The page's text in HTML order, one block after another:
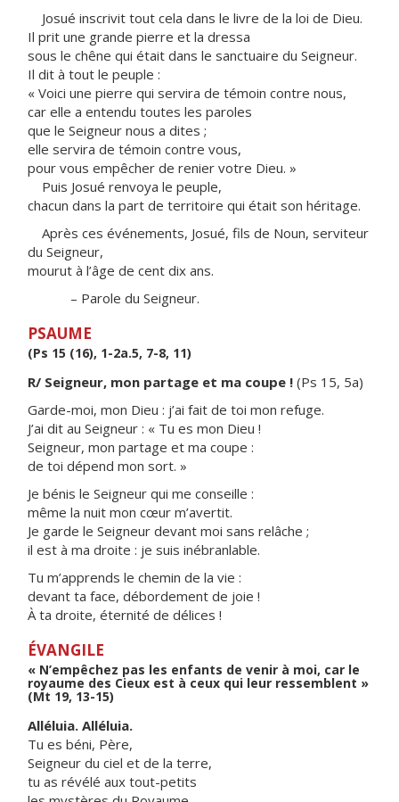
Josué inscrivit tout cela dans le livre de la loi de Dieu.
Il prit une grande pierre et la dressa
sous le chêne qui était dans le sanctuaire du Seigneur.
Il dit à tout le peuple :
« Voici une pierre qui servira de témoin contre nous,
car elle a entendu toutes les paroles
que le Seigneur nous a dites ;
elle servira de témoin contre vous,
pour vous empêcher de renier votre Dieu. »
Puis Josué renvoya le peuple,
chacun dans la part de territoire qui était son héritage.
Après ces événements, Josué, fils de Noun, serviteur
du Seigneur,
mourut à l’âge de cent dix ans.
– Parole du Seigneur.
PSAUME
(Ps 15 (16), 1-2a.5, 7-8, 11)
R/ Seigneur, mon partage et ma coupe ! (Ps 15, 5a)
Garde-moi, mon Dieu : j’ai fait de toi mon refuge.
J’ai dit au Seigneur : « Tu es mon Dieu !
Seigneur, mon partage et ma coupe :
de toi dépend mon sort. »
Je bénis le Seigneur qui me conseille :
même la nuit mon cœur m’avertit.
Je garde le Seigneur devant moi sans relâche ;
il est à ma droite : je suis inébranlable.
Tu m’apprends le chemin de la vie :
devant ta face, débordement de joie !
À ta droite, éternité de délices !
ÉVANGILE
« N’empêchez pas les enfants de venir à moi, car le
royaume des Cieux est à ceux qui leur ressemblent »
(Mt 19, 13-15)
Alléluia. Alléluia.
Tu es béni, Père,
Seigneur du ciel et de la terre,
tu as révélé aux tout-petits